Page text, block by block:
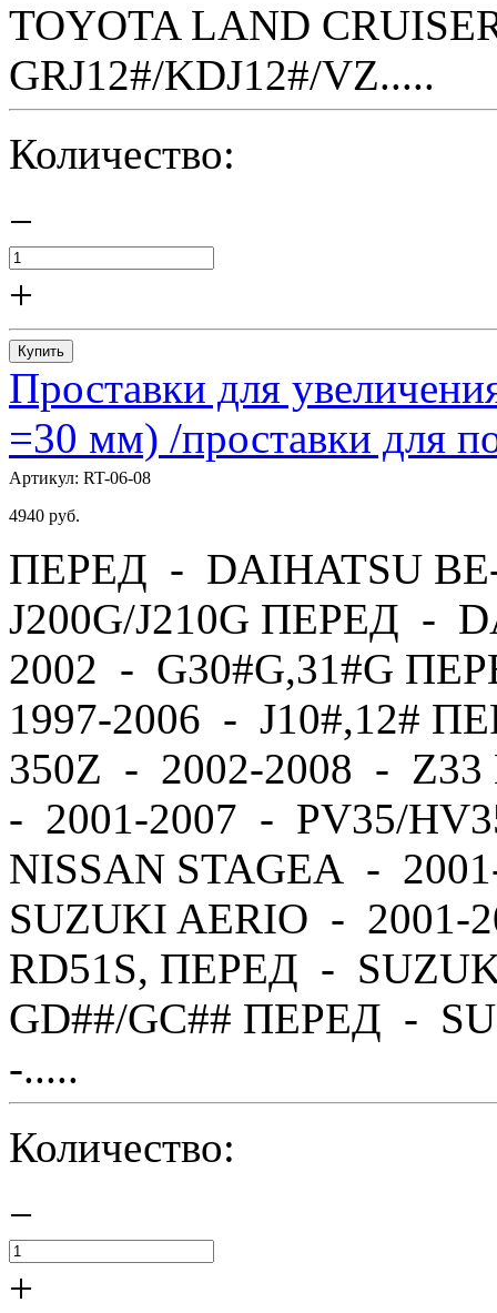
TOYOTA LAND
GRJ12#/KDJ12#/VZ.....
Количество:
−
+
Купить
Проставки для
=30 мм) /проставки для
Артикул: RT-06-08
4940 руб.
ПЕРЕД - DAIHATSU
J200G/J210G ПЕРЕД -
2002 - G30#G,31#G
1997-2006 - J10#,12#
350Z - 2002-2008 -
- 2001-2007 - PV35/
NISSAN STAGEA -
SUZUKI AERIO - 2001-
RD51S, ПЕРЕД -
GD##/GC## ПЕРЕД -
-.....
Количество:
−
+